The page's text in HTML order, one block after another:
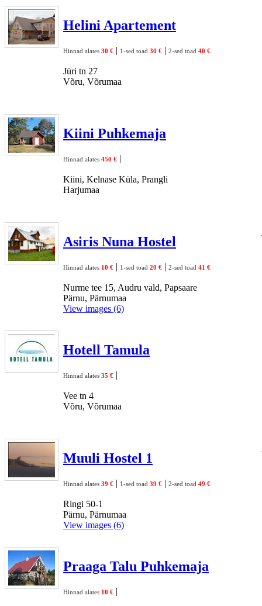
Helini Apartement
Hinnad alates 30 € | 1-sed toad 30 € | 2-sed toad 40 €
Jüri tn 27
Võru, Võrumaa
Kiini Puhkemaja
Hinnad alates 450 € |
Kiini, Kelnase Küla, Prangli
Harjumaa
Asiris Nuna Hostel
Hinnad alates 10 € | 1-sed toad 20 € | 2-sed toad 41 €
Nurme tee 15, Audru vald, Papsaare
Pärnu, Pärnumaa
View images (6)
Hotell Tamula
Hinnad alates 35 € |
Vee tn 4
Võru, Võrumaa
Muuli Hostel 1
Hinnad alates 39 € | 1-sed toad 39 € | 2-sed toad 49 €
Ringi 50-1
Pärnu, Pärnumaa
View images (6)
Praaga Talu Puhkemaja
Hinnad alates 10 € |